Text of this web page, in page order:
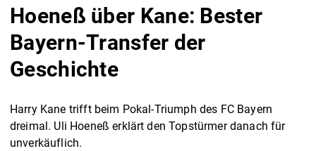
Hoeneß über Kane: Bester
Bayern-Transfer der
Geschichte
Harry Kane trifft beim Pokal-Triumph des FC Bayern
dreimal. Uli Hoeneß erklärt den Topstürmer danach für
unverkäuflich.